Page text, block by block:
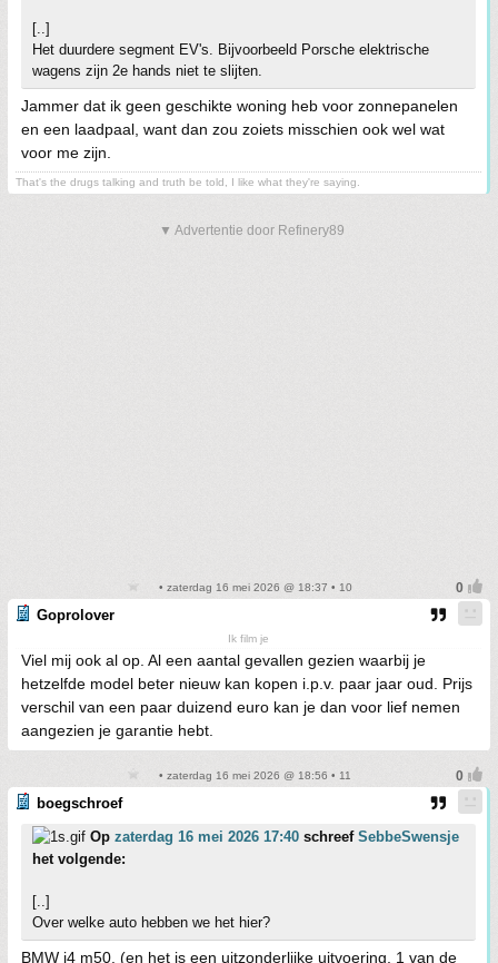
[..]
Het duurdere segment EV's. Bijvoorbeeld Porsche elektrische
wagens zijn 2e hands niet te slijten.
Jammer dat ik geen geschikte woning heb voor zonnepanelen
en een laadpaal, want dan zou zoiets misschien ook wel wat
voor me zijn.
That's the drugs talking and truth be told, I like what they're saying.
▼ Advertentie door Refinery89
• zaterdag 16 mei 2026 @ 18:37 • 10
Goprolover
Ik film je
Viel mij ook al op. Al een aantal gevallen gezien waarbij je
hetzelfde model beter nieuw kan kopen i.p.v. paar jaar oud. Prijs
verschil van een paar duizend euro kan je dan voor lief nemen
aangezien je garantie hebt.
• zaterdag 16 mei 2026 @ 18:56 • 11
boegschroef
Op zaterdag 16 mei 2026 17:40 schreef SebbeSwensje
het volgende:
[..]
Over welke auto hebben we het hier?
BMW i4 m50. (en het is een uitzonderlijke uitvoering, 1 van de